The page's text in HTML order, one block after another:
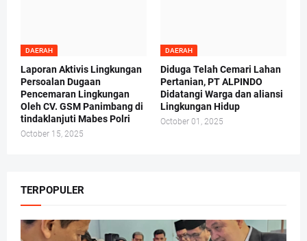
DAERAH
Laporan Aktivis Lingkungan
Persoalan Dugaan
Pencemaran Lingkungan
Oleh CV. GSM Panimbang di
tindaklanjuti Mabes Polri
October 15, 2025
DAERAH
Diduga Telah Cemari Lahan
Pertanian, PT ALPINDO
Didatangi Warga dan aliansi
Lingkungan Hidup
October 01, 2025
TERPOPULER